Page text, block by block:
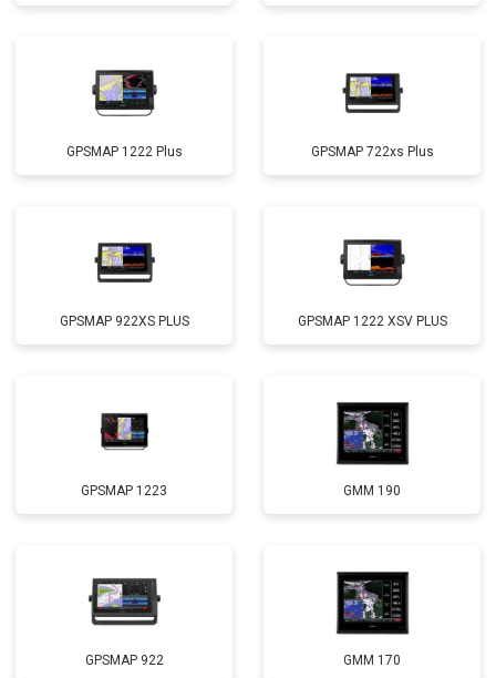
GPSMAP 1222 Plus GPSMAP 722xs Plus
GPSMAP 922XS PLUS GPSMAP 1222 XSV PLUS
GPSMAP 1223 GMM 190
GPSMAP 922 GMM 170